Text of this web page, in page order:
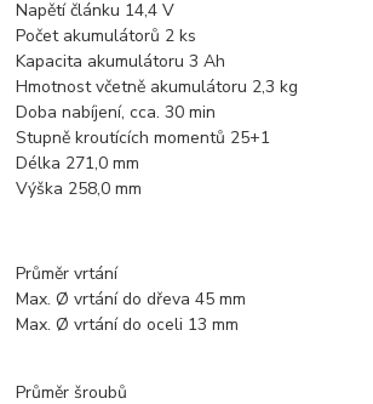
Napětí článku 14,4 V
Počet akumulátorů 2 ks
Kapacita akumulátoru 3 Ah
Hmotnost včetně akumulátoru 2,3 kg
Doba nabíjení, cca. 30 min
Stupně kroutících momentů 25+1
Délka 271,0 mm
Výška 258,0 mm
Průměr vrtání
Max. Ø vrtání do dřeva 45 mm
Max. Ø vrtání do oceli 13 mm
Průměr šroubů